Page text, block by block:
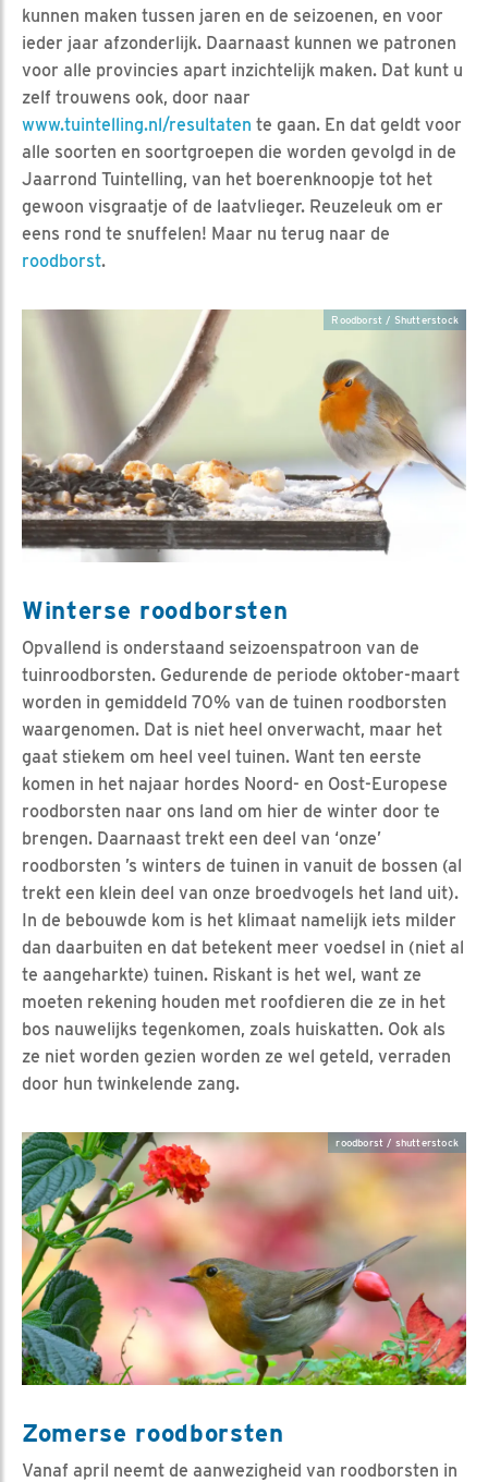
kunnen maken tussen jaren en de seizoenen, en voor
ieder jaar afzonderlijk. Daarnaast kunnen we patronen
voor alle provincies apart inzichtelijk maken. Dat kunt u
zelf trouwens ook, door naar
www.tuintelling.nl/resultaten te gaan. En dat geldt voor
alle soorten en soortgroepen die worden gevolgd in de
Jaarrond Tuintelling, van het boerenknoopje tot het
gewoon visgraatje of de laatvlieger. Reuzeleuk om er
eens rond te snuffelen! Maar nu terug naar de
roodborst.
Roodborst / Shutterstock
Winterse roodborsten
Opvallend is onderstaand seizoenspatroon van de
tuinroodborsten. Gedurende de periode oktober-maart
worden in gemiddeld 70% van de tuinen roodborsten
waargenomen. Dat is niet heel onverwacht, maar het
gaat stiekem om heel veel tuinen. Want ten eerste
komen in het najaar hordes Noord- en Oost-Europese
roodborsten naar ons land om hier de winter door te
brengen. Daarnaast trekt een deel van ‘onze’
roodborsten ’s winters de tuinen in vanuit de bossen (al
trekt een klein deel van onze broedvogels het land uit).
In de bebouwde kom is het klimaat namelijk iets milder
dan daarbuiten en dat betekent meer voedsel in (niet al
te aangeharkte) tuinen. Riskant is het wel, want ze
moeten rekening houden met roofdieren die ze in het
bos nauwelijks tegenkomen, zoals huiskatten. Ook als
ze niet worden gezien worden ze wel geteld, verraden
door hun twinkelende zang.
roodborst / shutterstock
Zomerse roodborsten
Vanaf april neemt de aanwezigheid van roodborsten in